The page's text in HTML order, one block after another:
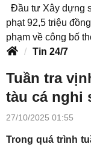
Đầu tư Xây dựng
phạt 92,5 triệu
phạm về công bố
Tin 24/7
Tuần tra
tàu cá nghi
27/10/2025 01:55
Trong quá trình